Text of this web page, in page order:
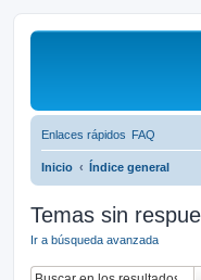
Enlaces rápidos FAQ
Inicio Índice general
Temas sin
Ir a búsqueda avanzada